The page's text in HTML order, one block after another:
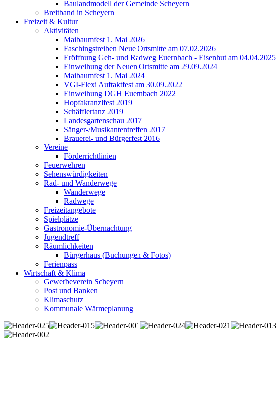
Baulandmodell der Gemeinde Scheyern
Breitband in Scheyern
Freizeit & Kultur
Aktivitäten
Maibaumfest 1. Mai 2026
Faschingstreiben Neue Ortsmitte am 07.02.2026
Eröffnung Geh- und Radweg Euernbach - Eisenhut am 04.04.2025
Einweihung der Neuen Ortsmitte am 29.09.2024
Maibaumfest 1. Mai 2024
VGI-Flexi Auftaktfest am 30.09.2022
Einweihung DGH Euernbach 2022
Hopfakranzlfest 2019
Schäfflertanz 2019
Landesgartenschau 2017
Sänger-/Musikantentreffen 2017
Brauerei- und Bürgerfest 2016
Vereine
Förderrichtlinien
Feuerwehren
Sehenswürdigkeiten
Rad- und Wanderwege
Wanderwege
Radwege
Freizeitangebote
Spielplätze
Gastronomie-Übernachtung
Jugendtreff
Räumlichkeiten
Bürgerhaus (Buchungen & Fotos)
Ferienpass
Wirtschaft & Klima
Gewerbeverein Scheyern
Post und Banken
Klimaschutz
Kommunale Wärmeplanung